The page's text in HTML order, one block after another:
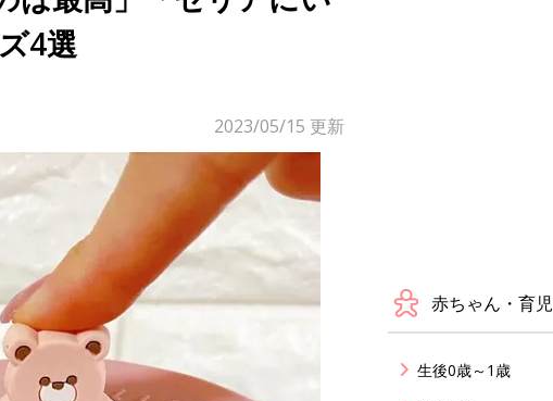
4選
2023/05/15 更新
赤ちゃん・育児
生後0歳～1歳